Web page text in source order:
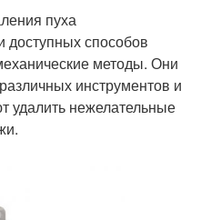
пуха
способов
методы. Они
инструментов и
удалить нежелательные